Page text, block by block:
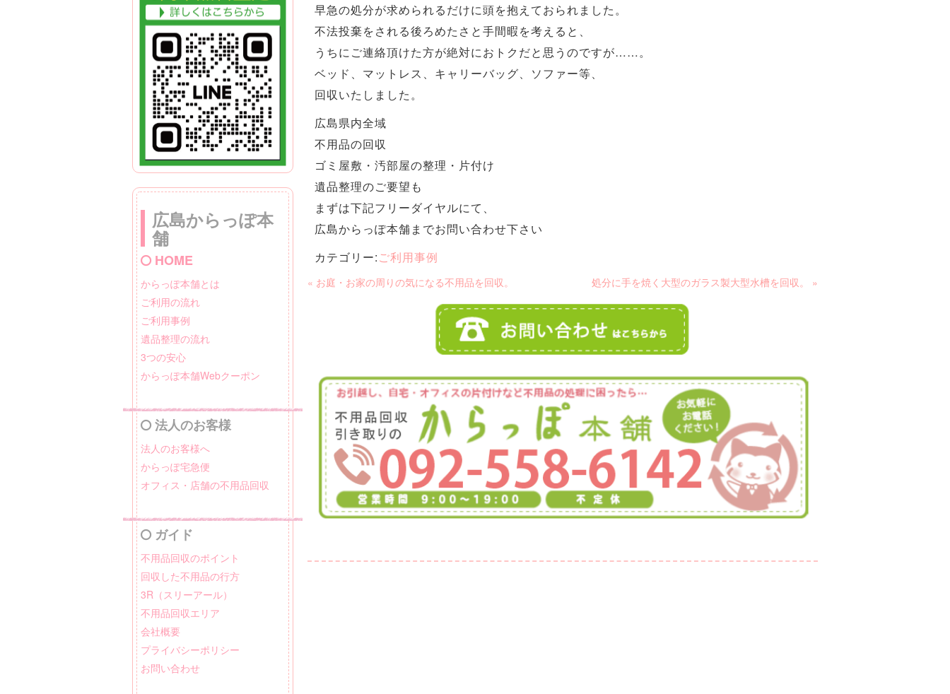
広島からっぽ本
舗
HOME
からっぽ本舗とは
ご利用の流れ
ご利用事例
遺品整理の流れ
3つの安心
からっぽ本舗Webクーポン
法人のお客様
法人のお客様へ
からっぽ宅急便
オフィス・店舗の不用品回収
ガイド
不用品回収のポイント
回収した不用品の行方
3R（スリーアール）
不用品回収エリア
会社概要
プライバシーポリシー
お問い合わせ
早急の処分が求められるだけに頭を抱えておられました。
不法投棄をされる後ろめたさと手間暇を考えると、
うちにご連絡頂けた方が絶対におトクだと思うのですが……。
ベッド、マットレス、キャリーバッグ、ソファー等、
回収いたしました。
広島県内全域
不用品の回収
ゴミ屋敷・汚部屋の整理・片付け
遺品整理のご要望も
まずは下記フリーダイヤルにて、
広島からっぽ本舗までお問い合わせ下さい
カテゴリー:ご利用事例
« お庭・お家の周りの気になる不用品を回収。 処分に手を焼く大型のガラス製大型水槽を回収。 »